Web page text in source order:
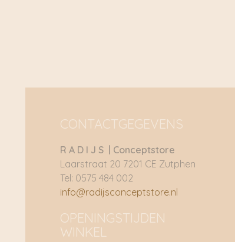
CONTACTGEGEVENS
R A D I J S | Conceptstore
Laarstraat 20 7201 CE Zutphen
Tel: 0575 484 002
info@radijsconceptstore.nl
OPENINGSTIJDEN
WINKEL